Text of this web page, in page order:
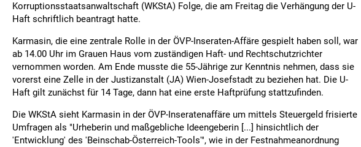
Korruptionsstaatsanwaltschaft (WKStA) Folge, die am Freitag die Verhängung der U-
Haft schriftlich beantragt hatte.
Karmasin, die eine zentrale Rolle in der ÖVP-Inseraten-Affäre gespielt haben soll, war
ab 14.00 Uhr im Grauen Haus vom zuständigen Haft- und Rechtschutzrichter
vernommen worden. Am Ende musste die 55-Jährige zur Kenntnis nehmen, dass sie
vorerst eine Zelle in der Justizanstalt (JA) Wien-Josefstadt zu beziehen hat. Die U-
Haft gilt zunächst für 14 Tage, dann hat eine erste Haftprüfung stattzufinden.
Die WKStA sieht Karmasin in der ÖVP-Inseratenaffäre um mittels Steuergeld frisierte
Umfragen als "Urheberin und maßgebliche Ideengeberin [...] hinsichtlich der
'Entwicklung' des 'Beinschab-Österreich-Tools'", wie in der Festnahmeanordnung